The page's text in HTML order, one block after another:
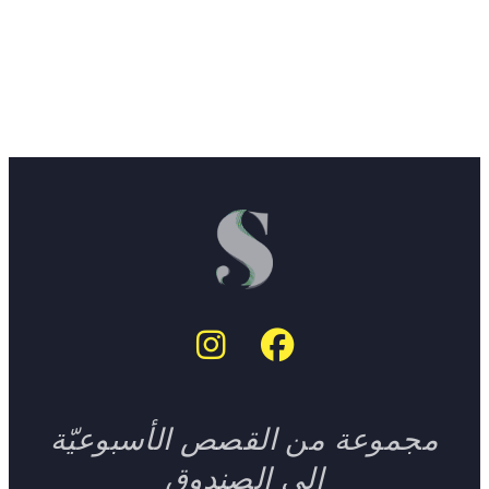
مجموعة من القصص الأسبوعيّة
إلى الصندوق